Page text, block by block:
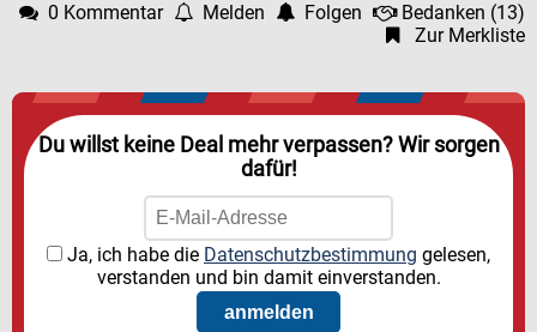
0 Kommentar Melden Folgen Bedanken (13)
Zur Merkliste
Du willst keine Deal mehr verpassen? Wir sorgen
dafür!
Ja, ich habe die Datenschutzbestimmung gelesen,
verstanden und bin damit einverstanden.